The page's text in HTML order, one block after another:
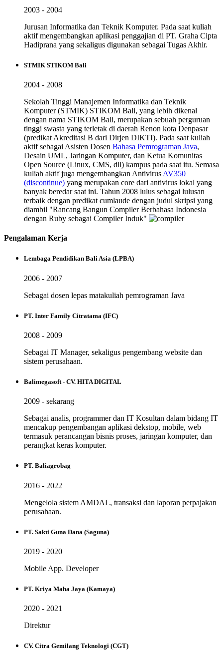
2003 - 2004
Jurusan Informatika dan Teknik Komputer. Pada saat kuliah
aktif mengembangkan aplikasi penggajian di PT. Graha Cipta
Hadiprana yang sekaligus digunakan sebagai Tugas Akhir.
STMIK STIKOM Bali
2004 - 2008
Sekolah Tinggi Manajemen Informatika dan Teknik
Komputer (STMIK) STIKOM Bali, yang lebih dikenal
dengan nama STIKOM Bali, merupakan sebuah perguruan
tinggi swasta yang terletak di daerah Renon kota Denpasar
(predikat Akreditasi B dari Dirjen DIKTI). Pada saat kuliah
aktif sebagai Asisten Dosen Bahasa Pemrograman Java,
Desain UML, Jaringan Komputer, dan Ketua Komunitas
Open Source (Linux, CMS, dll) kampus pada saat itu. Semasa
kuliah aktif juga mengembangkan Antivirus AV350
(discontinue) yang merupakan core dari antivirus lokal yang
banyak beredar saat ini. Tahun 2008 lulus sebagai lulusan
terbaik dengan predikat cumlaude dengan judul skripsi yang
diambil "Rancang Bangun Compiler Berbahasa Indonesia
dengan Ruby sebagai Compiler Induk"
Pengalaman Kerja
Lembaga Pendidikan Bali Asia (LPBA)
2006 - 2007
Sebagai dosen lepas matakuliah pemrograman Java
PT. Inter Family Citratama (IFC)
2008 - 2009
Sebagai IT Manager, sekaligus pengembang website dan
sistem perusahaan.
Balimegasoft - CV. HITA DIGITAL
2009 - sekarang
Sebagai analis, programmer dan IT Kosultan dalam bidang IT
mencakup pengembangan aplikasi dekstop, mobile, web
termasuk perancangan bisnis proses, jaringan komputer, dan
perangkat keras komputer.
PT. Baliagrobag
2016 - 2022
Mengelola sistem AMDAL, transaksi dan laporan perpajakan
perusahaan.
PT. Sakti Guna Dana (Saguna)
2019 - 2020
Mobile App. Developer
PT. Kriya Maha Jaya (Kamaya)
2020 - 2021
Direktur
CV. Citra Gemilang Teknologi (CGT)